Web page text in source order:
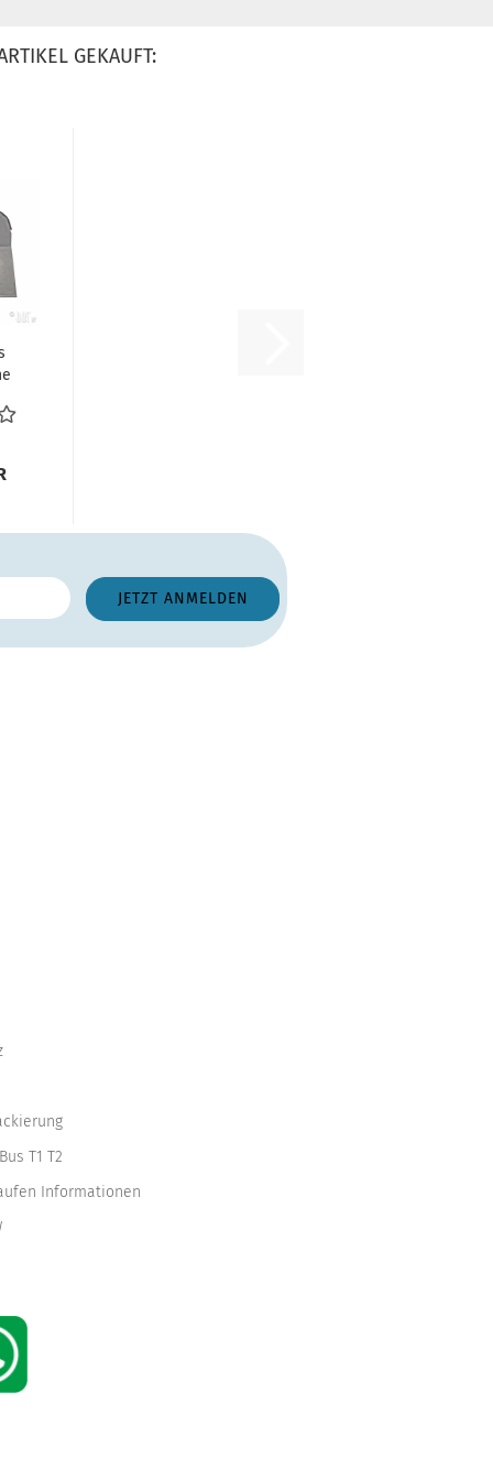
GEKAUFT:
T1 T2
Informationen